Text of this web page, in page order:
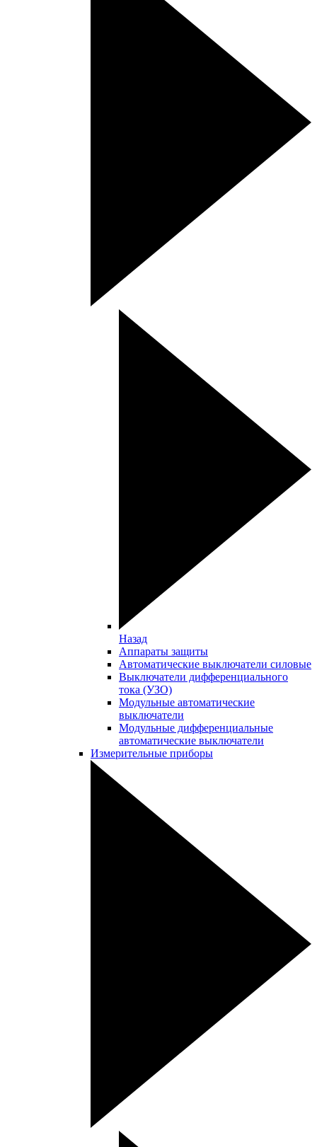
Назад
Аппараты защиты
Автоматические выключатели силовые
Выключатели дифференциального
тока (УЗО)
Модульные автоматические
выключатели
Модульные дифференциальные
автоматические выключатели
Измерительные приборы